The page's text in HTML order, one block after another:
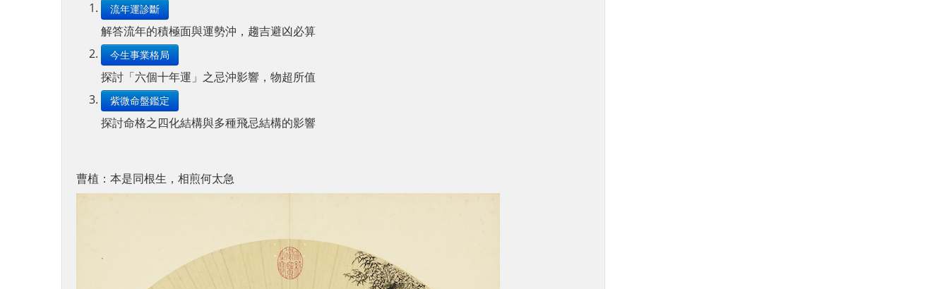
流年運診斷
解答流年的積極面與運勢沖，趨吉避凶必算
今生事業格局
探討「六個十年運」之忌沖影響，物超所值
紫微命盤鑑定
探討命格之四化結構與多種飛忌結構的影響
曹植：本是同根生，相煎何太急